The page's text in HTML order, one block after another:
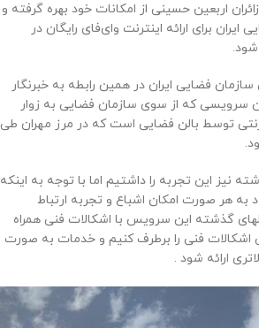
اربعین حسینی از امکانات خود بهره گرفته و
برای ارائه اینترنت وای‌فای رایگان در
شود.
فضایی ایران در همین رابطه به خبرنگار
سرویسی که از سوی سازمان فضایی به زوار
توسط بالن فضایی است که در مرز مهران طی
نیز این تجربه را داشتیم اما با توجه به اینکه
هر صورت امکان اشباع و تجربه ارتباط
گذشته این سرویس با اشکالات فنی همراه
اشکالات فنی را برطرف کنیم و خدمات به صورت
ارائه شود .